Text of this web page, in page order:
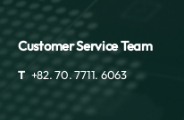
Customer Service Team
T +82. 70. 7711. 6063